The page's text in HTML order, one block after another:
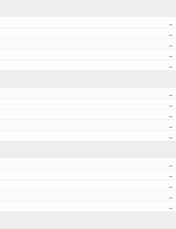
..
..
..
..
..
..
..
..
..
..
..
..
..
..
..